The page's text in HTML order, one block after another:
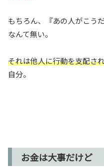
もちろん、『あの人がこう
なんて無い。
それは他人に行動を支配さ
自分。
お金は大事だけど